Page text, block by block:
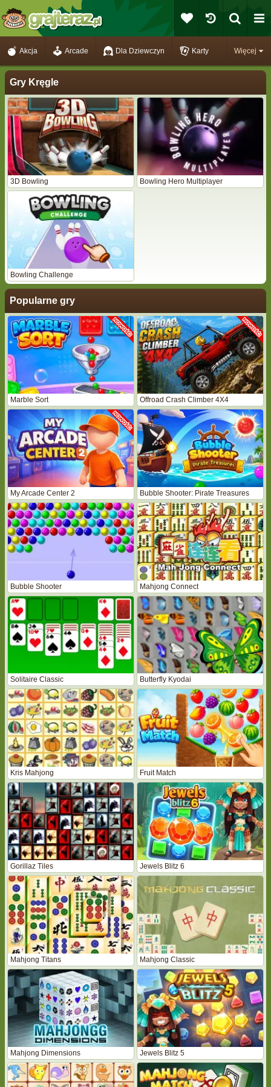
Więcej
Akcja Arcade Dla Dziewczyn Karty
Gry Kręgle
3D Bowling Bowling Hero Multiplayer
Bowling Challenge
Popularne gry
Marble Sort Offroad Crash Climber 4X4
My Arcade Center 2 Bubble Shooter: Pirate Treasures
Bubble Shooter Mahjong Connect
Solitaire Classic Butterfly Kyodai
Kris Mahjong Fruit Match
Gorillaz Tiles Jewels Blitz 6
Mahjong Titans Mahjong Classic
Mahjong Dimensions Jewels Blitz 5